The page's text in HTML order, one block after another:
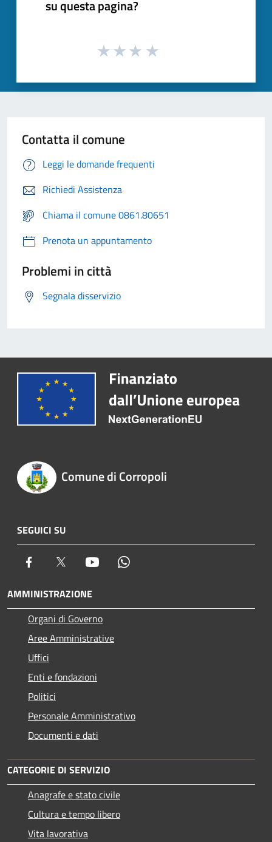
su questa pagina?
Contatta il comune
Leggi le domande frequenti
Richiedi Assistenza
Chiama il comune 0861.80651
Prenota un appuntamento
Problemi in città
Segnala disservizio
Comune di Corropoli
SEGUICI SU
Facebook Twitter Youtube
AMMINISTRAZIONE
Organi di Governo
Aree Amministrative
Uffici
Enti e fondazioni
Politici
Personale Amministrativo
Documenti e dati
CATEGORIE DI SERVIZIO
Anagrafe e stato civile
Cultura e tempo libero
Vita lavorativa